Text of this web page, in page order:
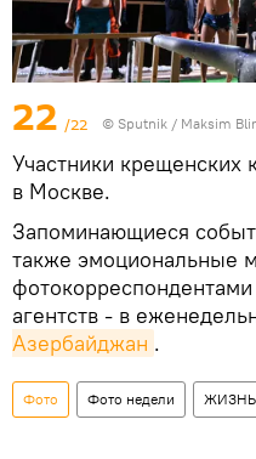
22 /22 © Sputnik / Maksim
Участники крещенских
в Москве.
Запоминающиеся
также эмоциональные
агентств - в
Азербайджан .
Фото Фото недели ЖИЗНЬ